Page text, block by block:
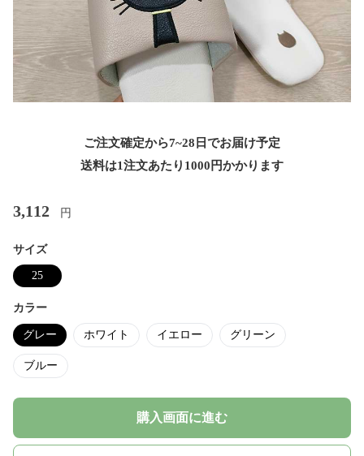
ご注文確定から7~28日でお届け予定
送料は1注文あたり 1000 円かかります
3,112 円
サイズ
25
カラー
グレー ホワイト イエロー グリーン
ブルー
購入画面に進む